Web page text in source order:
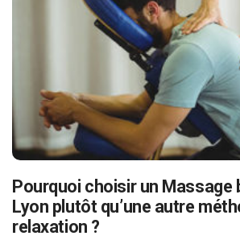
Pourquoi choisir un Massage
Lyon plutôt qu’une autre
relaxation ?